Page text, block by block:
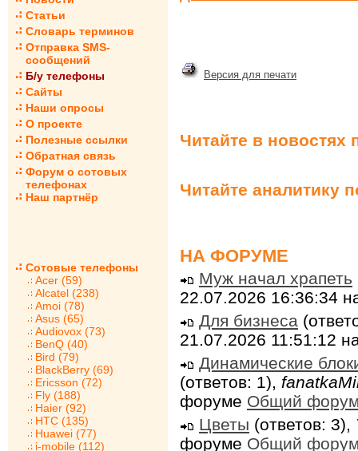
Статьи
Словарь терминов
Отправка SMS-
сообщений
Б/у телефоны
Сайты
Наши опросы
О проекте
Полезные ссылки
Обратная связь
Форум о сотовых
телефонах
Наш партнёр
Сотовые телефоны
Acer (59)
Alcatel (238)
Amoi (78)
Asus (65)
Audiovox (73)
BenQ (40)
Bird (79)
BlackBerry (69)
Ericsson (72)
Fly (188)
Haier (92)
HTC (135)
Huawei (77)
i-mobile (112)
Версия для печати
Читайте в новостях
Читайте аналитику
НА ФОРУМЕ
Муж начал храпеть
22.07.2026 16:36:34
Для бизнеса
21.07.2026 11:51:12
Динамические
(ответов: 1),
форуме Общий
Цветы (ответов: 3),
форуме Общий